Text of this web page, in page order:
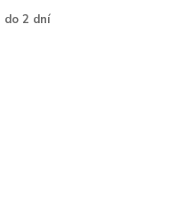
do 2 dní